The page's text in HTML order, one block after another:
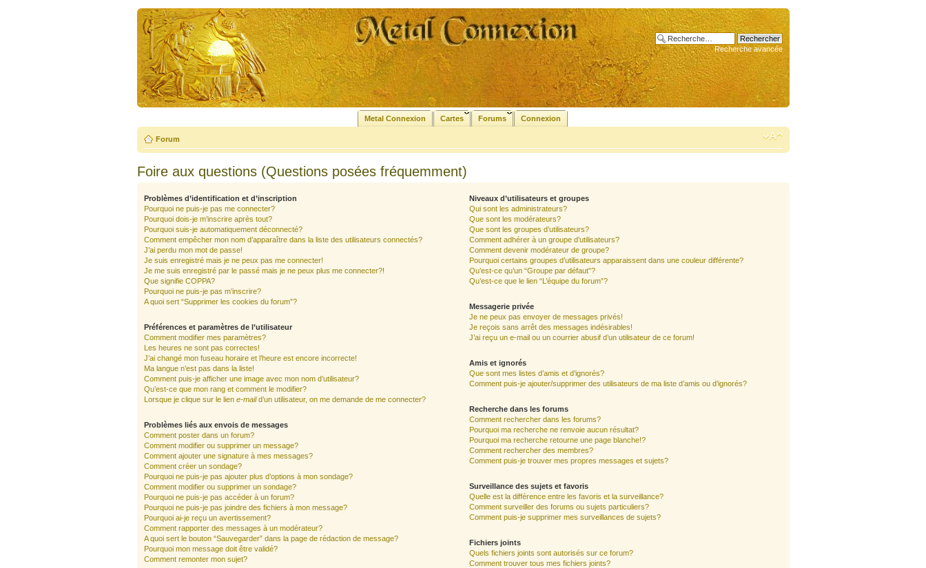
Recherche avancée
Metal Connexion Cartes Forums Connexion
Forum
Foire aux questions (Questions posées fréquemment)
Problèmes d’identification et d’inscription
Pourquoi ne puis-je pas me connecter?
Pourquoi dois-je m’inscrire après tout?
Pourquoi suis-je automatiquement déconnecté?
Comment empêcher mon nom d’apparaître dans la liste des utilisateurs connectés?
J’ai perdu mon mot de passe!
Je suis enregistré mais je ne peux pas me connecter!
Je me suis enregistré par le passé mais je ne peux plus me connecter?!
Que signifie COPPA?
Pourquoi ne puis-je pas m’inscrire?
A quoi sert “Supprimer les cookies du forum”?
Préférences et paramètres de l’utilisateur
Comment modifier mes paramètres?
Les heures ne sont pas correctes!
J’ai changé mon fuseau horaire et l’heure est encore incorrecte!
Ma langue n’est pas dans la liste!
Comment puis-je afficher une image avec mon nom d’utilisateur?
Qu’est-ce que mon rang et comment le modifier?
Lorsque je clique sur le lien e-maild’un utilisateur, on me demande de me connecter?
Problèmes liés aux envois de messages
Comment poster dans un forum?
Comment modifier ou supprimer un message?
Comment ajouter une signature à mes messages?
Comment créer un sondage?
Pourquoi ne puis-je pas ajouter plus d’options à mon sondage?
Comment modifier ou supprimer un sondage?
Pourquoi ne puis-je pas accéder à un forum?
Pourquoi ne puis-je pas joindre des fichiers à mon message?
Pourquoi ai-je reçu un avertissement?
Comment rapporter des messages à un modérateur?
A quoi sert le bouton “Sauvegarder” dans la page de rédaction de message?
Pourquoi mon message doit être validé?
Comment remonter mon sujet?
Niveaux d’utilisateurs et groupes
Qui sont les administrateurs?
Que sont les modérateurs?
Que sont les groupes d’utilisateurs?
Comment adhérer à un groupe d’utilisateurs?
Comment devenir modérateur de groupe?
Pourquoi certains groupes d’utilisateurs apparaissent dans une couleur différente?
Qu’est-ce qu’un “Groupe par défaut”?
Qu’est-ce que le lien “L’équipe du forum”?
Messagerie privée
Je ne peux pas envoyer de messages privés!
Je reçois sans arrêt des messages indésirables!
J’ai reçu un e-mail ou un courrier abusif d’un utilisateur de ce forum!
Amis et ignorés
Que sont mes listes d’amis et d’ignorés?
Comment puis-je ajouter/supprimer des utilisateurs de ma liste d’amis ou d’ignorés?
Recherche dans les forums
Comment rechercher dans les forums?
Pourquoi ma recherche ne renvoie aucun résultat?
Pourquoi ma recherche retourne une page blanche!?
Comment rechercher des membres?
Comment puis-je trouver mes propres messages et sujets?
Surveillance des sujets et favoris
Quelle est la différence entre les favoris et la surveillance?
Comment surveiller des forums ou sujets particuliers?
Comment puis-je supprimer mes surveillances de sujets?
Fichiers joints
Quels fichiers joints sont autorisés sur ce forum?
Comment trouver tous mes fichiers joints?